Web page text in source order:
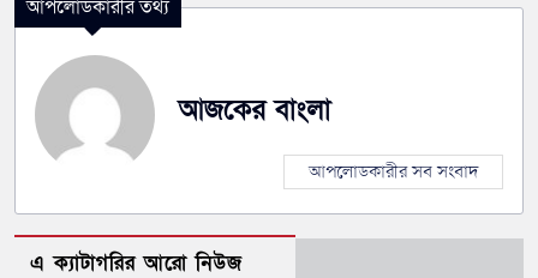
আপলোডকারীর তথ্য
আজকের বাংলা
আপলোডকারীর সব সংবাদ
এ ক্যাটাগরির আরো নিউজ